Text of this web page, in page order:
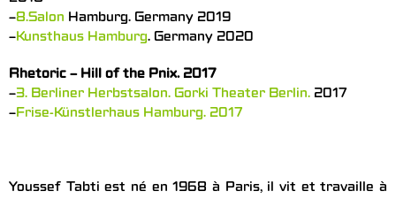
–8.Salon Hamburg. Germany 2019
–Kunsthaus Hamburg. Germany 2020
Rhetoric – Hill of the Pnix. 2017
–3. Berliner Herbstsalon. Gorki Theater Berlin. 2017
–Frise-Künstlerhaus Hamburg. 2017
Youssef Tabti est né en 1968 à Paris, il vit et travaille à